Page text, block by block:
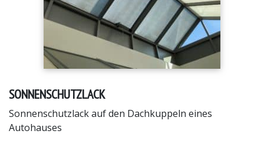
SONNENSCHUTZLACK
Sonnenschutzlack auf den Dachkuppeln eines
Autohauses